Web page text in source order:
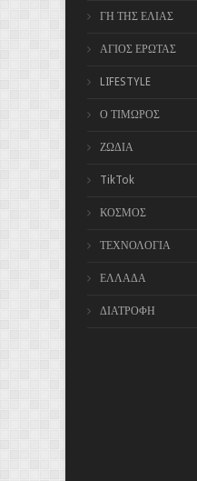
ΓΗ ΤΗΣ ΕΛΙΑΣ
ΑΓΙΟΣ ΕΡΩΤΑΣ
LIFESTYLE
Ο ΤΙΜΩΡΟΣ
ΖΩΔΙΑ
TikTok
ΚΟΣΜΟΣ
ΤΕΧΝΟΛΟΓΙΑ
ΕΛΛΑΔΑ
ΔΙΑΤΡΟΦΗ